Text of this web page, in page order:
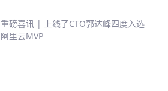
重磅喜讯 | 上线了CTO郭达峰四度入选
阿里云MVP